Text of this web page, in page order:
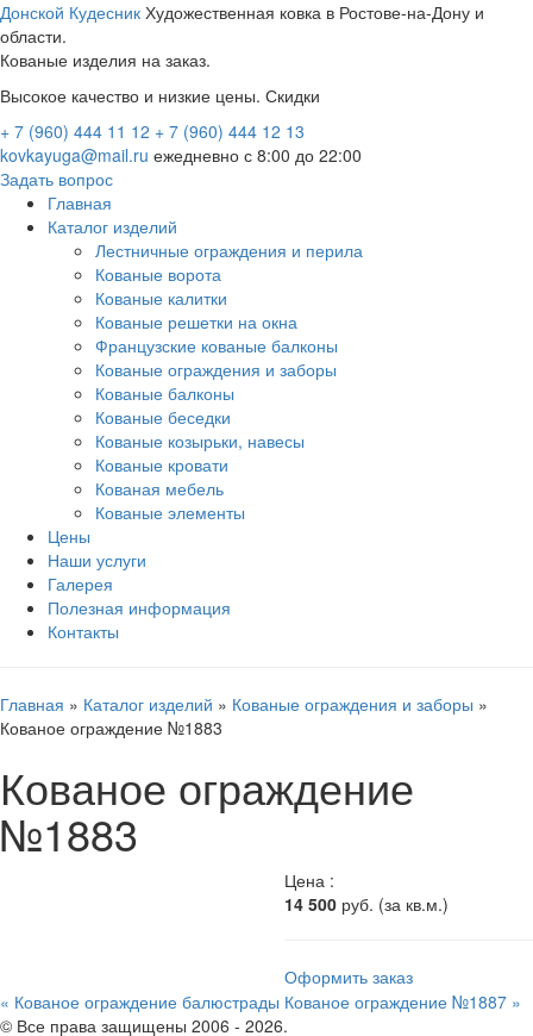
Донской Кудесник Художественная ковка в Ростове-на-Дону и
области.
Кованые изделия на заказ.
Высокое качество и низкие цены. Скидки
+ 7 (960) 444 11 12 + 7 (960) 444 12 13
kovkayuga@mail.ru ежедневно с 8:00 до 22:00
Задать вопрос
Главная
Каталог изделий
Лестничные ограждения и перила
Кованые ворота
Кованые калитки
Кованые решетки на окна
Французские кованые балконы
Кованые ограждения и заборы
Кованые балконы
Кованые беседки
Кованые козырьки, навесы
Кованые кровати
Кованая мебель
Кованые элементы
Цены
Наши услуги
Галерея
Полезная информация
Контакты
Главная » Каталог изделий » Кованые ограждения и заборы »
Кованое ограждение №1883
Кованое ограждение
№1883
Цена :
14 500 руб. (за кв.м.)
Оформить заказ
« Кованое ограждение балюстрады Кованое ограждение №1887 »
© Все права защищены 2006 - 2026.